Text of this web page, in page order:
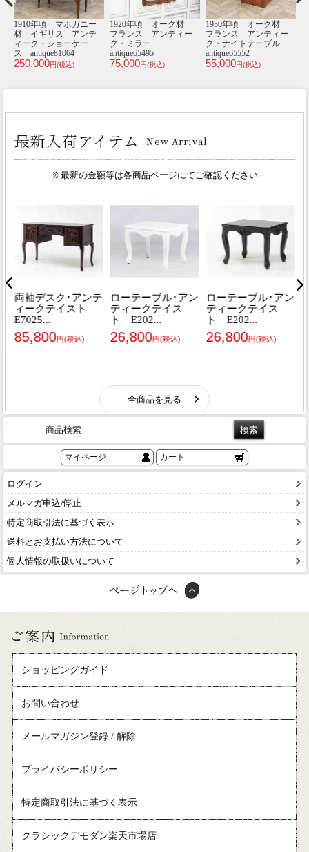
1910年頃 マホガニー
材 イギリス アンテ
ィーク・ショーケー
ス antique81064
250,000円(税込)
1920年頃 オーク材
フランス アンティー
ク・ミラー
antique65495
75,000円(税込)
1930年頃 オーク材
フランス アンティー
ク・ナイトテーブル
antique65552
55,000円(税込)
商品検索
マイページ カート
ログイン
メルマガ申込/停止
特定商取引法に基づく表示
送料とお支払い方法について
個人情報の取扱いについて
ショッピングガイド
お問い合わせ
メールマガジン登録 / 解除
プライバシーポリシー
特定商取引法に基づく表示
クラシックデモダン楽天市場店